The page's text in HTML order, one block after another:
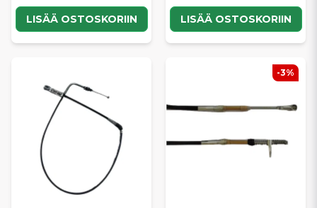
LISÄÄ OSTOSKORIIN LISÄÄ OSTOSKORIIN
-3%